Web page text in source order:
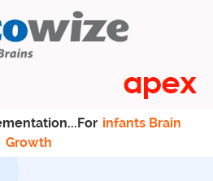
infants Brain
Growth